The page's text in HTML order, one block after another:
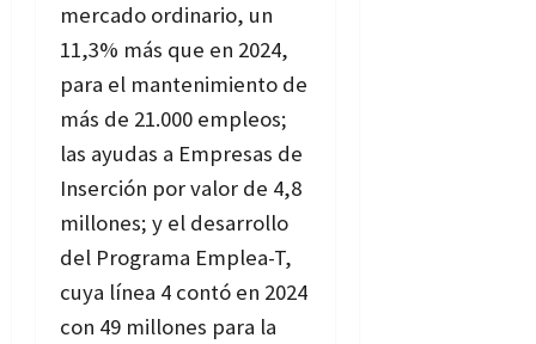
mercado ordinario, un
11,3% más que en 2024,
para el mantenimiento de
más de 21.000 empleos;
las ayudas a Empresas de
Inserción por valor de 4,8
millones; y el desarrollo
del Programa Emplea-T,
cuya línea 4 contó en 2024
con 49 millones para la